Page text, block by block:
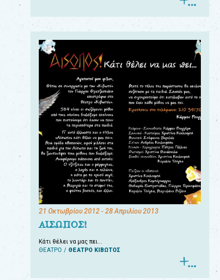
21 Οκτωβρίου 2012- 28 Απριλίου 2013
ΑΙΣΩΠΟΣ!
Κάτι θέλει να μας πει…
ΘΕΑΤΡΟ
ΘΕΑΤΡΟ ΚΙΒΩΤΟΣ